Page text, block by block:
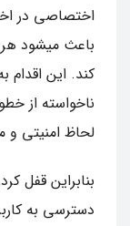
اختصاصی در
باعث میشود هر
کند. این اقدام
ناخواسته از
لحاظ امنیتی و
بنابراین قفل
دسترسی به